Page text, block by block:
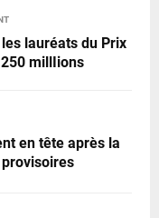
lauréats du Prix
millIions
en tête après la